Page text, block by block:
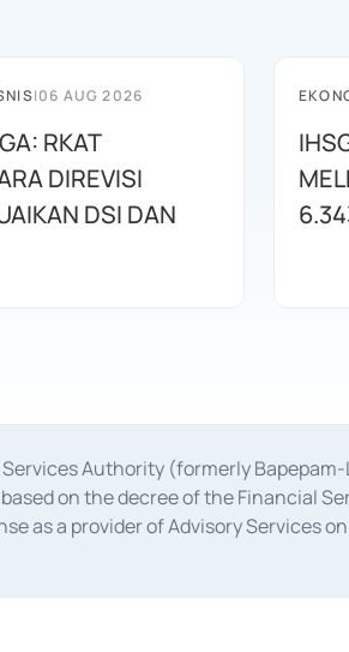
|06 AUG 2026
RKAT
DIREVISI
DSI DAN
Authority (formerly
on the decree of the Financial
as a provider of Advisory Services
dated February 28, 2014, a